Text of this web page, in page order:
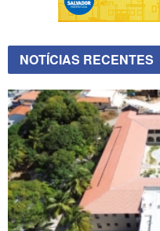
NOTÍCIAS RECENTES